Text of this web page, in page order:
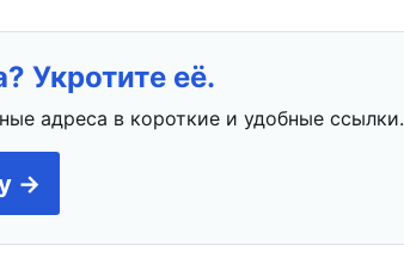
Укротите её.
адреса в короткие и удобные ссылки.
→